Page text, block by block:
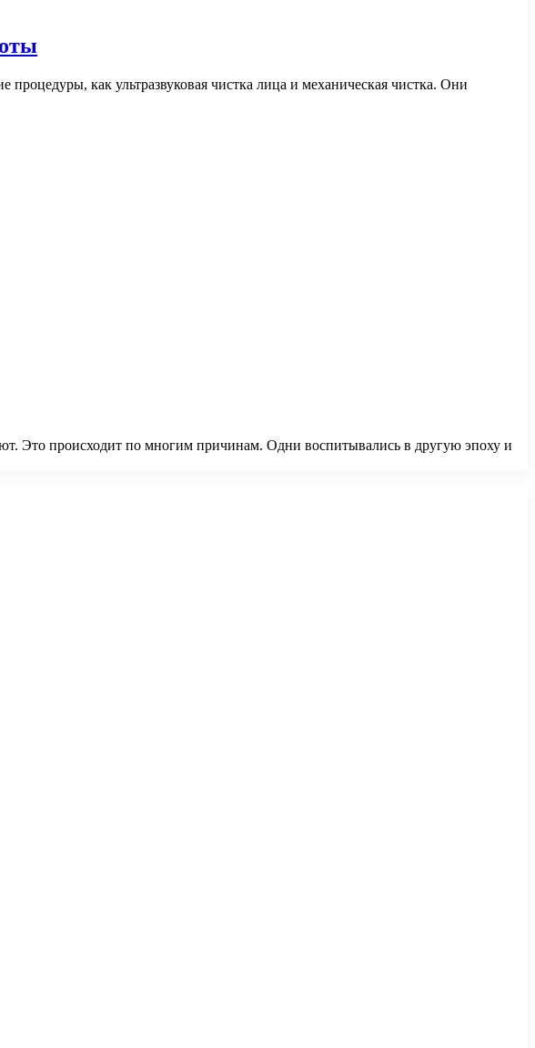
как ультразвуковая чистка лица и механическая чистка. Они
Это происходит по многим причинам. Одни воспитывались в другую эпоху и